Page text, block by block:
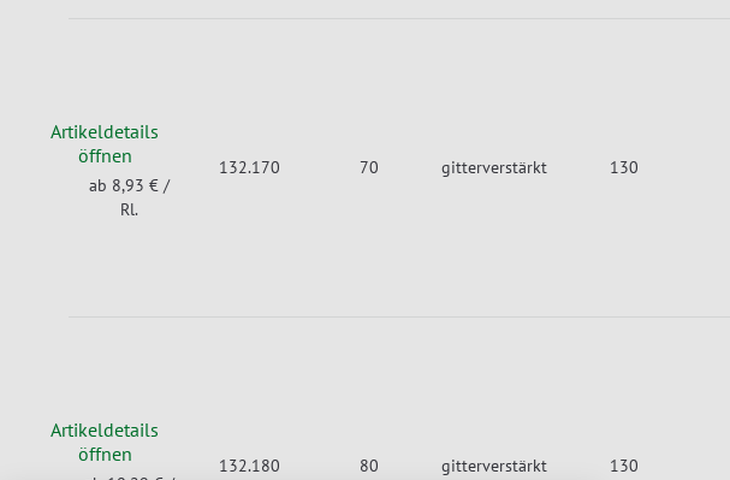
Artikeldetails
öffnen
ab 8,93 € /
Rl.
132.170 70 gitterverstärkt 130
Artikeldetails
öffnen
132.180 80 gitterverstärkt 130